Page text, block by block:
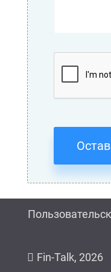
Fin-Talk, 2026